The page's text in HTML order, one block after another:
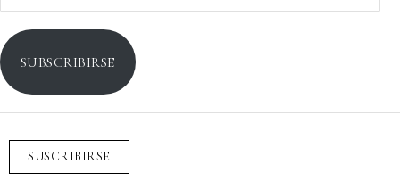
SUBSCRIBIRSE
SUSCRIBIRSE